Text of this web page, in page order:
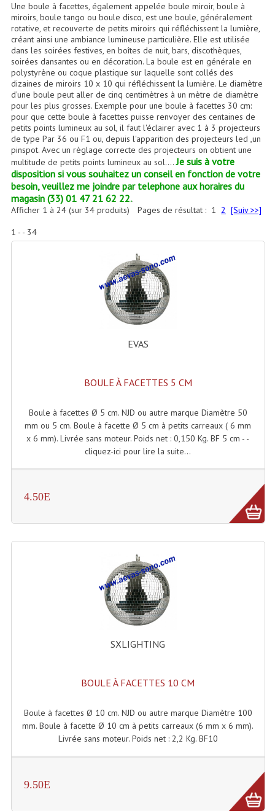
CATÉGORIES
Sonorisation
Accessoires Pieds Cellules Diamants
Accessoires Enceintes
Accessoires Micro, Pieds De Régie
Cellule (s)
Diamants
Pieds D'enceintes
Amplificateurs
Amplificateurs Multi-Canaux
Casques Stéréo
Enceintes Et Caissons Basses
Enceintes Amplifiées Actives
Enceintes, Système Amplifiés
Caissons De Basses
Enceinte Nomade Bluetooth
Enceintes (Ecoutes De Studio)
Enceintes Monitoring
Haut-Parleurs Moteurs Tweeters Filtres
Une boule à facettes, également appelée boule miroir, boule à
miroirs, boule tango ou boule disco, est une boule, généralement
rotative, et recouverte de petits miroirs qui réfléchissent la lumière,
créant ainsi une ambiance lumineuse particulière. Elle est utilisée
dans les soirées festives, en boîtes de nuit, bars, discothèques,
soirées dansantes ou en décoration. La boule est en générale en
polystyrène ou coque plastique sur laquelle sont collés des
dizaines de miroirs 10 x 10 qui réfléchissent la lumière. Le diamètre
d'une boule peut aller de cinq centimètres à un mètre de diamètre
pour les plus grosses. Exemple pour une boule à facettes 30 cm:
pour que cette boule à facettes puisse renvoyer des centaines de
petits points lumineux au sol, il faut l'éclairer avec 1 à 3 projecteurs
de type Par 36 ou F1 ou, depuis l'apparition des projecteurs led ,un
pinspot. Avec un règlage correcte des projecteurs on obtient une
multitude de petits points lumineux au sol....Je suis à votre
disposition si vous souhaitez un conseil en fonction de votre
besoin, veuillez me joindre par telephone aux horaires du
magasin (33) 01 47 21 62 22..
Pages de résultat : 1 2 [Suiv >>]
Afficher 1 à 24(sur 34produits)
1 - - 34
EVAS
BOULE À FACETTES 5 CM
Boule à facettes Ø 5 cm. NJD ou autre marque Diamètre 50
mm ou 5 cm. Boule à facette Ø 5 cm à petits carreaux ( 6 mm
x 6 mm). Livrée sans moteur. Poids net : 0,150 Kg. BF 5 cm - -
cliquez-ici pour lire la suite...
4.50E
SXLIGHTING
BOULE À FACETTES 10 CM
Boule à facettes Ø 10 cm. NJD ou autre marque Diamètre 100
mm. Boule à facette Ø 10 cm à petits carreaux (6 mm x 6 mm).
Livrée sans moteur. Poids net : 2,2 Kg. BF10
9.50E